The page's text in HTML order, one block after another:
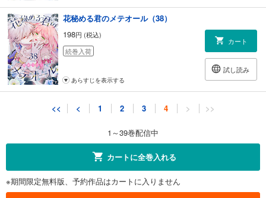
花秘める君のメテオール（38）
198円 (税込)
続巻入荷
カート
試し読み
あらすじを表示する
<< < 1 2 3 4 > >>
1～39巻配信中
カートに全巻入れる
※期間限定無料版、予約作品はカートに入りません